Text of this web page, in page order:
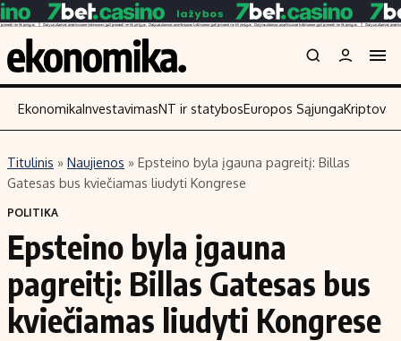
Turinys
Naujienos
Aplinka
Verslas
Energetika
Ekonomika
Skaitykite
Įmonės
Žemės ūkis
Technologijos
Laisvalaikis
EkonomikaInvestavimasNT ir statybosEuropos Sąjunga
Titulinis » Naujienos » Epsteino byla įgauna pagreitį: Billas
Gatesas bus kviečiamas liudyti Kongrese
POLITIKA
Epsteino byla įgauna
pagreitį: Billas Gatesas bus
kviečiamas liudyti Kongrese